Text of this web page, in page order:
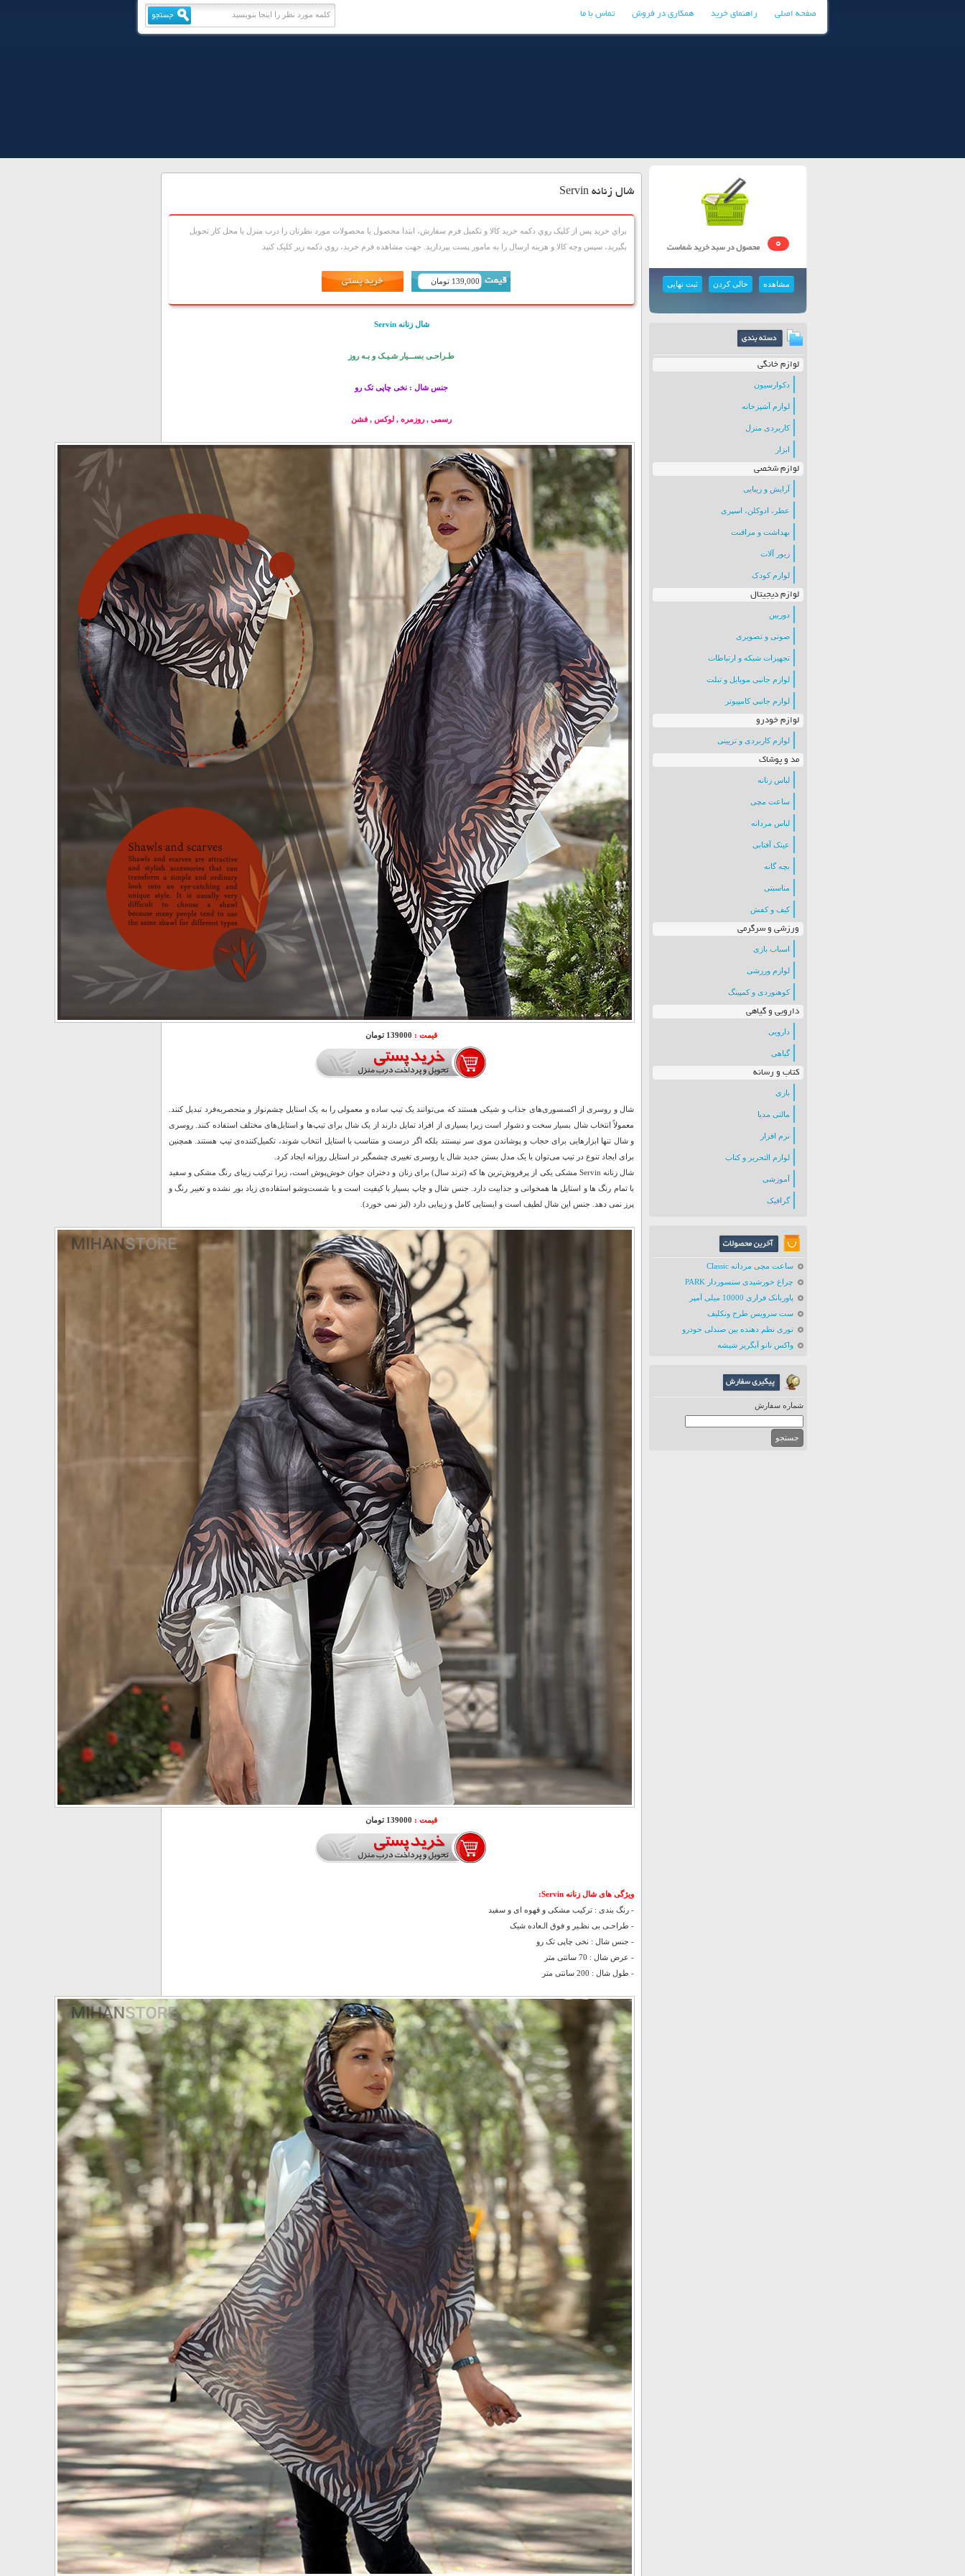
صفحه اصلی راهنمای خرید همکاری در فروش تماس با ما
0
مشاهده خالی کردن ثبت نهایی
لوازم خانگی
دکوارسیون
لوازم آشپزخانه
کاربردی منزل
ابزار
لوازم شخصی
آرایش و زیبایی
عطر، ادوکلن، اسپری
بهداشت و مراقبت
زیور آلات
لوازم کودک
لوازم دیجیتال
دوربین
صوتی و تصویری
تجهیزات شبکه و ارتباطات
لوازم جانبی موبایل و تبلت
لوازم جانبی کامپیوتر
لوازم خودرو
لوازم کاربردی و تزیینی
مد و پوشاک
لباس زنانه
ساعت مچی
لباس مردانه
عینک آفتابی
بچه گانه
مناسبتی
کیف و کفش
ورزشی و سرگرمی
اسباب بازی
لوازم ورزشی
کوهنوردی و کمپینگ
دارویی و گیاهی
دارویی
گیاهی
کتاب و رسانه
بازی
مالتی مدیا
نرم افزار
لوازم التحریر و کتاب
آموزشی
گرافیک
ساعت مچی مردانه Classic
چراغ خورشیدی سنسوردار PARK
پاوربانک فراری 10000 میلی آمپر
ست سرویس طرح ونکلیف
توری نظم دهنده بین صندلی خودرو
واکس نانو آبگریز شیشه
شماره سفارش
شال زنانه Servin
براي خريد پس از کليک روي دکمه خريد کالا و تکميل فرم سفارش، ابتدا محصول يا محصولات مورد نظرتان را درب منزل يا محل کار تحويل
بگيريد، سپس وجه کالا و هزينه ارسال را به مامور پست بپردازيد. جهت مشاهده فرم خريد، روي دکمه زير کليک کنيد
139,000 تومان
شال زنانه Servin
طـراحـی بســـیار شـیـک و بـه روز
جنس شال : نخی چاپی تک رو
رسمی , روزمره , لوکس , فشن
قیمت : 139000 تومان
شال و روسری از اکسسوری‌های جذاب و شیکی هستند که می‌توانند یک تیپ ساده و معمولی را به یک استایل چشم‌نواز و منحصربه‌فرد تبدیل کنند.
معمولاً انتخاب شال بسیار سخت و دشوار است زیرا بسیاری از افراد تمایل دارند از یک شال برای تیپ‌ها و استایل‌های مختلف استفاده کنند. روسری
و شال تنها ابزارهایی برای حجاب و پوشاندن موی سر نیستند بلکه اگر درست و متناسب با استایل انتخاب شوند، تکمیل‌کننده‌ی تیپ هستند. همچنین
برای ایجاد تنوع در تیپ می‌توان با یک مدل بستن جدید شال یا روسری تغییری چشمگیر در استایل روزانه ایجاد کرد.
شال زنانه Servin مشکی یکی از پرفروش‌ترین ها که (ترند سال) برای زنان و دختران جوان خوش‌پوش است، زیرا ترکیب زیبای رنگ مشکی و سفید
با تمام رنگ ها و استایل ها همخوانی و جذابیت دارد. جنس شال و چاپ بسیار با کیفیت است و با شست‌وشو استفاده‌ی زیاد بور نشده و تغییر رنگ و
پرز نمی دهد. جنس این شال لطیف است و ایستایی کامل و زیبایی دارد (لیز نمی خورد).
قیمت : 139000 تومان
ویژگی های شال زنانه Servin:
- رنگ بندی : ترکیب مشکی و قهوه ای و سفید
- طراحـی بی نظـیر و فوق الـعاده شیک
- جنس شال : نخی چاپی تک رو
- عرض شال : 70 سانتی متر
- طول شال : 200 سانتی متر